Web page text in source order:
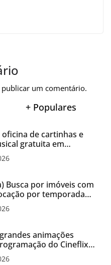
publicar um comentário.
+ Populares
oficina de cartinhas e
gratuita em
Busca por imóveis com
por temporada
animações
do Cineflix